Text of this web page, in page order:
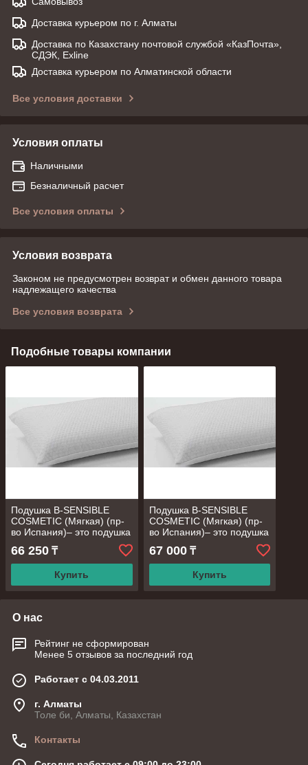
Доставка курьером по г. Алматы
Доставка по Казахстану почтовой службой «КазПочта»,
СДЭК, Exline
Доставка курьером по Алматинской области
Все условия доставки
Условия оплаты
Наличными
Безналичный расчет
Все условия оплаты
Условия возврата
Законом не предусмотрен возврат и обмен данного товара
надлежащего качества
Все условия возврата
Подобные товары компании
Подушка B-SENSIBLE
COSMETIC (Мягкая) (пр-
во Испания)– это подушка
красоты и молодости.
66 250 ₸
Купить
Подушка B-SENSIBLE
COSMETIC (Мягкая) (пр-
во Испания)– это подушка
красоты и молодости.
67 000₸
Купить
О нас
Рейтинг не сформирован
Менее 5 отзывов за последний год
Работает с 04.03.2011
г. Алматы
Толе би, Алматы, Казахстан
Контакты